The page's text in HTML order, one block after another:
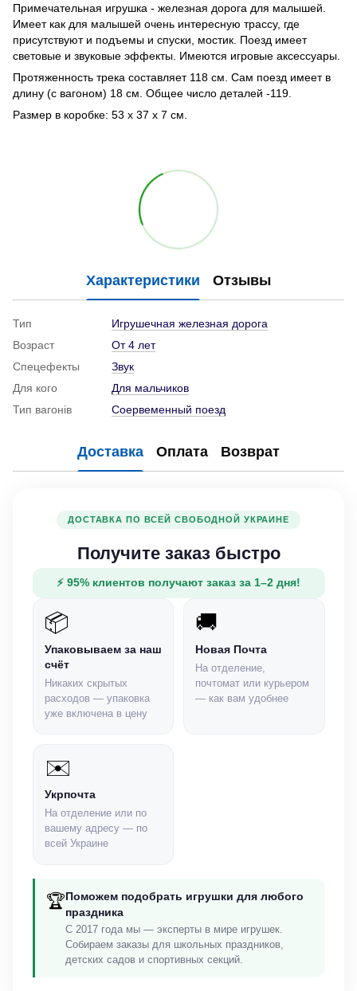
Примечательная игрушка - железная дорога для малышей.
Имеет как для малышей очень интересную трассу, где
присутствуют и подъемы и спуски, мостик. Поезд имеет
световые и звуковые эффекты. Имеются игровые аксессуары.
Протяженность трека составляет 118 см. Сам поезд имеет в
длину (с вагоном) 18 см. Общее число деталей -119.
Размер в коробке: 53 х 37 х 7 см.
Характеристики Отзывы
Тип
Игрушечная железная дорога
Возраст
От 4 лет
Спецефекты
Звук
Для кого
Для мальчиков
Тип вагонів
Соервеменный поезд
Доставка Оплата Возврат
ДОСТАВКА ПО ВСЕЙ СВОБОДНОЙ УКРАИНЕ
Получите заказ быстро
⚡ 95% клиентов получают заказ за 1–2 дня!
📦
Упаковываем за наш
счёт
Никаких скрытых
расходов — упаковка
уже включена в цену
🚚
Новая Почта
На отделение,
почтомат или курьером
— как вам удобнее
✉️
Укрпочта
На отделение или по
вашему адресу — по
всей Украине
🏆Поможем подобрать игрушки для любого
праздника
С 2017 года мы — эксперты в мире игрушек.
Собираем заказы для школьных праздников,
детских садов и спортивных секций.